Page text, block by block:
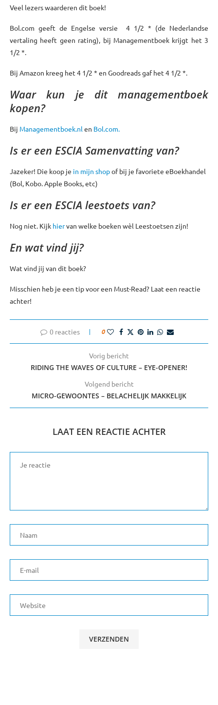
Veel lezers waarderen dit boek!
Bol.com geeft de Engelse versie 4 1/2 * (de Nederlandse
vertaling heeft geen rating), bij Managementboek krijgt het 3
1/2 *.
Bij Amazon kreeg het 4 1/2 * en Goodreads gaf het 4 1/2 *.
Waar kun je dit managementboek
kopen?
Bij Managementboek.nl en Bol.com.
Is er een ESCIA Samenvatting van?
Jazeker! Die koop je in mijn shopof bij je favoriete eBoekhandel
(Bol, Kobo. Apple Books, etc)
Is er een ESCIA leestoets van?
Nog niet. Kijk hiervan welke boeken wèl Leestoetsen zijn!
En wat vind jij?
Wat vind jij van dit boek?
Misschien heb je een tip voor een Must-Read? Laat een reactie
achter!
0 reacties 0
Vorig bericht
RIDING THE WAVES OF CULTURE – EYE-OPENER!
Volgend bericht
MICRO-GEWOONTES – BELACHELIJK MAKKELIJK
LAAT EEN REACTIE ACHTER